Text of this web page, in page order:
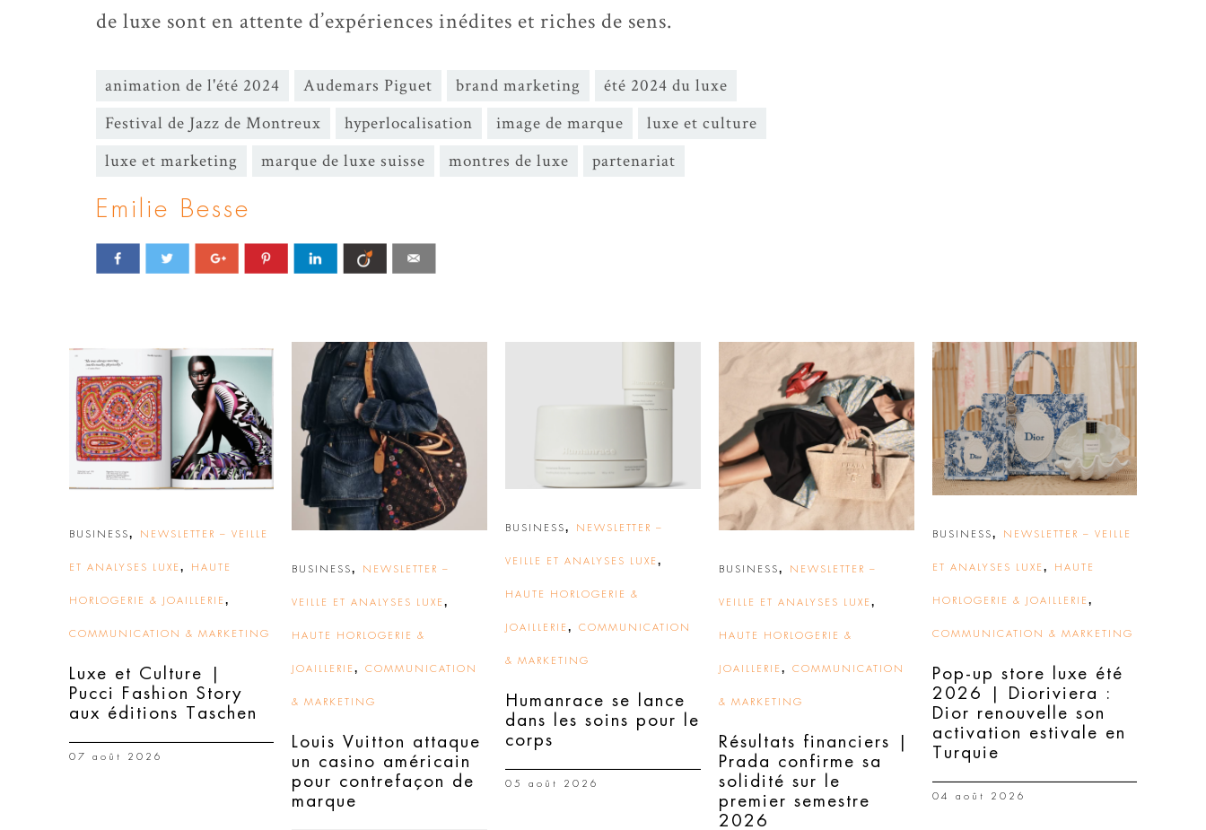
de luxe sont en attente d’expériences inédites et riches de sens.
animation de l'été 2024 Audemars Piguet brand marketing
été 2024 du luxe
Festival de Jazz de Montreux
hyperlocalisation image de marque
luxe et culture
luxe et marketing
marque de luxe suisse montres de luxe partenariat
Emilie Besse
BUSINESS, NEWSLETTER – VEILLE
ET ANALYSES LUXE , HAUTE
HORLOGERIE & JOAILLERIE ,
COMMUNICATION & MARKETING
Luxe et Culture |
Pucci Fashion Story
aux éditions Taschen
07 août 2026
BUSINESS, NEWSLETTER –
VEILLE ET ANALYSES LUXE ,
HAUTE HORLOGERIE &
JOAILLERIE , COMMUNICATION
& MARKETING
Louis Vuitton attaque
un casino américain
pour contrefaçon de
marque
BUSINESS, NEWSLETTER –
VEILLE ET ANALYSES LUXE ,
HAUTE HORLOGERIE &
JOAILLERIE , COMMUNICATION
& MARKETING
Humanrace se lance
dans les soins pour le
corps
05 août 2026
BUSINESS, NEWSLETTER –
VEILLE ET ANALYSES LUXE ,
HAUTE HORLOGERIE &
JOAILLERIE , COMMUNICATION
& MARKETING
Résultats financiers |
Prada confirme sa
solidité sur le
premier semestre
2026
BUSINESS, NEWSLETTER – VEILLE
ET ANALYSES LUXE , HAUTE
HORLOGERIE & JOAILLERIE ,
COMMUNICATION & MARKETING
Pop-up store luxe été
2026 | Dioriviera :
Dior renouvelle son
activation estivale en
Turquie
04 août 2026